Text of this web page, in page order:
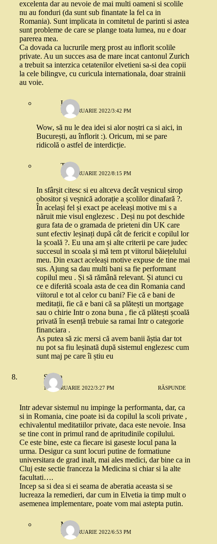
excelenta dar au nevoie de mai multi oameni si scolile
nu au fonduri (da sunt sub finantate la fel ca in
Romania). Sunt implicata in comitetul de parinti si astea
sunt probleme de care se plange toata lumea, nu e doar
parerea mea.
Ca dovada ca lucrurile merg prost au inflorit scolile
private. Au un succes asa de mare incat cantonul Zurich
a trebuit sa interzica cetatenilor elvetieni sa-si dea copii
la cele bilingve, cu curicula internationala, doar strainii
au voie.
Lia
17 FEBRUARIE 2022/3:42 PM
Wow, să nu le dea idei si alor noștri ca si aici, in
București, au înflorit :). Oricum, mi se pare
ridicolă o astfel de interdicție.
T
17 FEBRUARIE 2022/8:15 PM
In sfârșit citesc si eu altceva decât veșnicul sirop
obositor și veșnică adorație a școlilor dinafară ?.
În același fel și exact pe aceleași motive mi s a
năruit mie visul englezesc . Deși nu pot deschide
gura fata de o gramada de prieteni din UK care
sunt efectiv leșinați după cât de fericit e copilul lor
la școală ?. Eu una am și alte criterii pe care judec
succesul in scoala și mă tem pt viitorul băiețelului
meu. Din exact aceleași motive expuse de tine mai
sus. Ajung sa dau multi bani sa fie performant
copilul meu . Și să rămână relevant. Și atunci cu
ce e diferită scoala asta de cea din Romania cand
viitorul e tot al celor cu bani? Fie că e bani de
meditații, fie că e bani că sa plătești un mortgage
sau o chirie Intr o zona buna , fie că plătești școală
privată în esență trebuie sa ramai Intr o categorie
financiara .
As putea să zic mersi că avem banii ăștia dar tot
nu pot sa fiu leșinată după sistemul englezesc cum
sunt maj pe care îi știu eu
Sanda
17 FEBRUARIE 2022/3:27 PM RĂSPUNDE
Intr adevar sistemul nu impinge la performanta, dar, ca
si in Romania, cine poate isi da copilul la scoli private ,
echivalentul meditatiilor private, daca este nevoie. Insa
se tine cont in primul rand de apritudinile copilului.
Ce este bine, este ca fiecare isi gaseste locul pana la
urma. Desigur ca sunt locuri putine de formatiune
universitara de grad inalt, mai ales medici, dar bine ca in
Cluj este sectie franceza la Medicina si chiar si la alte
facultati….
Incep sa si dea si ei seama de aberatia aceasta si se
lucreaza la remedieri, dar cum in Elvetia ia timp mult o
asemenea implementare, poate vom mai astepta putin.
M
17 FEBRUARIE 2022/6:53 PM